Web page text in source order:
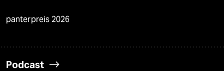
panterpreis 2026
Podcast